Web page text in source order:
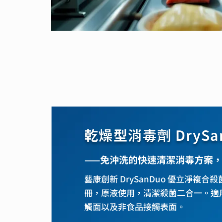
乾燥型消毒劑
⸺免沖洗的快速清潔消毒方案
藝康創新 DrySanDuo 優立淨複合殺
冊，原液使用，清潔殺菌二合一。
觸面以及非食品接觸表面。